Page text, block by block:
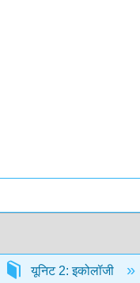
यूनिट 2: इकोलॉजी